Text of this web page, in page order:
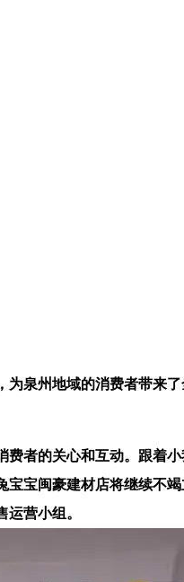
泉州地域的消费者带来
者的关心和互动。跟着
宝闽豪建材店将继续不
营小组。